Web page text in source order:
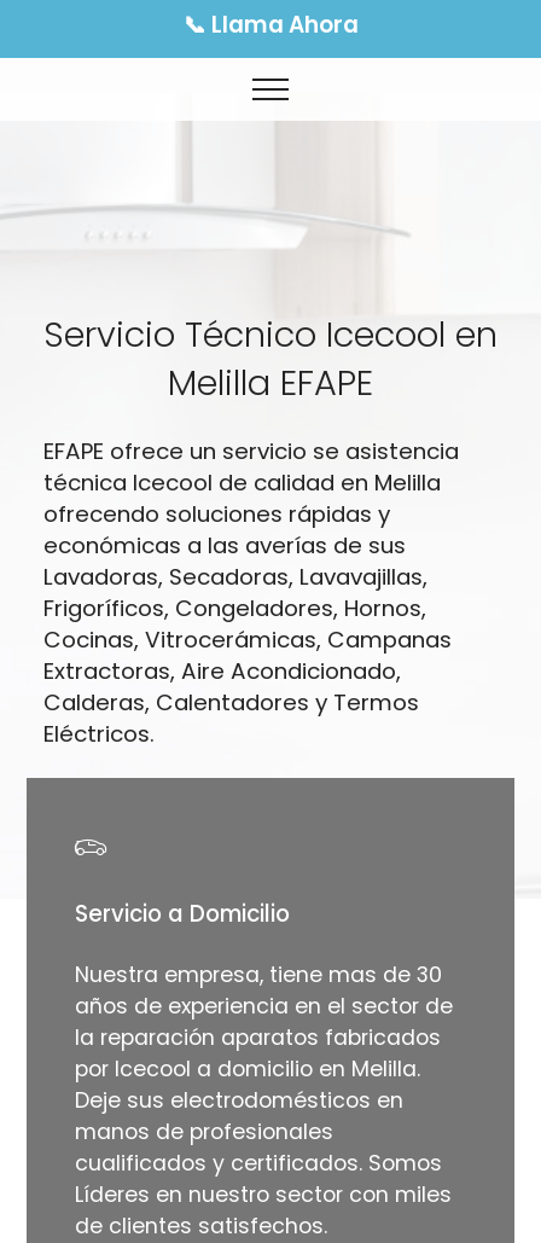
📞 Llama Ahora
Servicio Técnico Icecool en
Melilla EFAPE
EFAPE ofrece un servicio se asistencia
técnica Icecool de calidad en Melilla
ofrecendo soluciones rápidas y
económicas a las averías de sus
Lavadoras, Secadoras, Lavavajillas,
Frigoríficos, Congeladores, Hornos,
Cocinas, Vitrocerámicas, Campanas
Extractoras, Aire Acondicionado,
Calderas, Calentadores y Termos
Eléctricos.
Servicio a Domicilio
Nuestra empresa, tiene mas de 30
años de experiencia en el sector de
la reparación aparatos fabricados
por Icecool a domicilio en Melilla.
Deje sus electrodomésticos en
manos de profesionales
cualificados y certificados. Somos
Líderes en nuestro sector con miles
de clientes satisfechos.